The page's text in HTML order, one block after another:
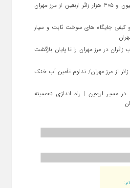
بازگشت بیش از یک میلیون و ۳۰۵ هزار زائر اربعین از مرز مهران
و کیفی جایگاه‌ های سوخت ثابت و سیار
در مرز مهران را تا پایان بازگشت
۲.۵ میلیون زائر از مرز مهران/ تداوم تأمین آب خنک
مسیر اربعین | راه‌ اندازی «حسینه